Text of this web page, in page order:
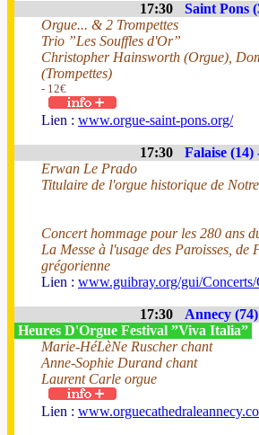
17:30 Saint Pons
Orgue... & 2 Trompettes
Trio ”Les Souffles d'Or”
Christopher Hainsworth (Orgue),
(Trompettes)
- 12€
Lien : www.orgue-saint-pons.org/
17:30 Falaise (14)
Erwan Le Prado
Titulaire de l'orgue historique de
Concert hommage pour les 280 ans
La Messe à l'usage des Paroisses,
grégorienne
Lien : www.guibray.org/gui/Concerts/
17:30 Annecy
Heures D'Orgue Festival ”Viva Italia”
Marie-HéLèNe Ruscher chant
Anne-Sophie Durand chant
Laurent Carle orgue
Lien :